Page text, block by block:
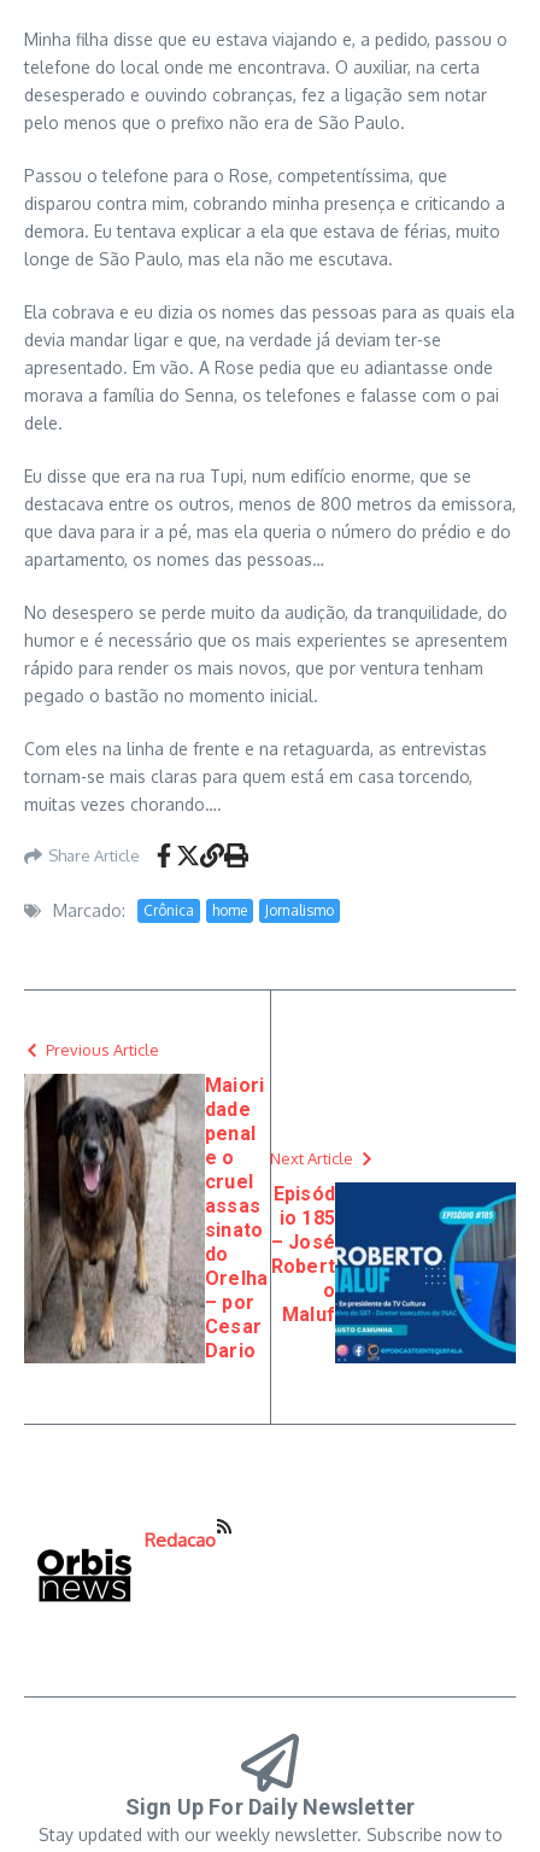
Minha filha disse que eu estava viajando e, a pedido, passou o
telefone do local onde me encontrava. O auxiliar, na certa
desesperado e ouvindo cobranças, fez a ligação sem notar
pelo menos que o prefixo não era de São Paulo.
Passou o telefone para o Rose, competentíssima, que
disparou contra mim, cobrando minha presença e criticando a
demora. Eu tentava explicar a ela que estava de férias, muito
longe de São Paulo, mas ela não me escutava.
Ela cobrava e eu dizia os nomes das pessoas para as quais ela
devia mandar ligar e que, na verdade já deviam ter-se
apresentado. Em vão. A Rose pedia que eu adiantasse onde
morava a família do Senna, os telefones e falasse com o pai
dele.
Eu disse que era na rua Tupi, num edifício enorme, que se
destacava entre os outros, menos de 800 metros da emissora,
que dava para ir a pé, mas ela queria o número do prédio e do
apartamento, os nomes das pessoas…
No desespero se perde muito da audição, da tranquilidade, do
humor e é necessário que os mais experientes se apresentem
rápido para render os mais novos, que por ventura tenham
pegado o bastão no momento inicial.
Com eles na linha de frente e na retaguarda, as entrevistas
tornam-se mais claras para quem está em casa torcendo,
muitas vezes chorando….
Share Article
Marcado: Crônica home Jornalismo
Previous Article
Maiori
dade
penal
e o
cruel
assas
sinato
do
Orelha
– por
Cesar
Dario
Next Article
Episód
io 185
– José
Robert
o
Maluf
Redacao
Sign Up For Daily Newsletter
Stay updated with our weekly newsletter. Subscribe now to